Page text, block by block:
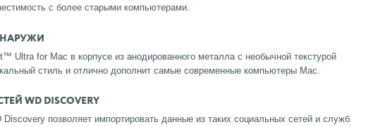
с более старыми компьютерами.
Ultra for Mac в корпусе из анодированного металла с необычной текстурой
стиль и отлично дополнит самые современные компьютеры Mac.
WD DISCOVERY
позволяет импортировать данные из таких социальных сетей и служб